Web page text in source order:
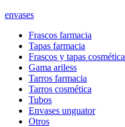
envases
Frascos farmacia
Tapas farmacia
Frascos y tapas cosmética
Gama ariless
Tarros farmacia
Tarros cosmética
Tubos
Envases unguator
Otros